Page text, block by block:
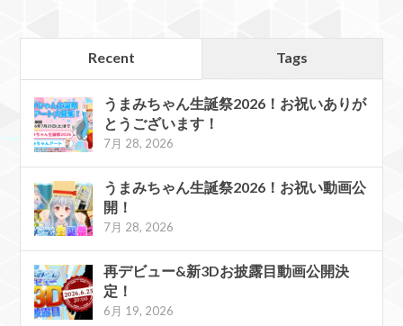
Recent Tags
うまみちゃん生誕祭2026！お祝いありが
とうございます！
7月 28, 2026
うまみちゃん生誕祭2026！お祝い動画公
開！
7月 28, 2026
再デビュー&新3Dお披露目動画公開決
定！
6月 19, 2026